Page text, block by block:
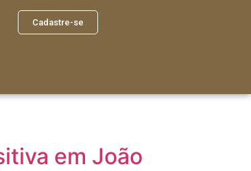
Cadastre-se
em João